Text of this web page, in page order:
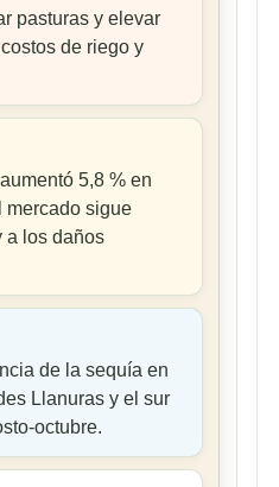
pasturas y elevar
de riego y
5,8 % en
mercado sigue
a los daños
de la sequía en
Llanuras y el sur
octubre.